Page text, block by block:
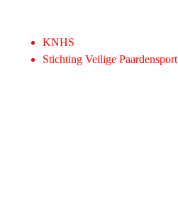
KNHS
Stichting Veilige Paardensport